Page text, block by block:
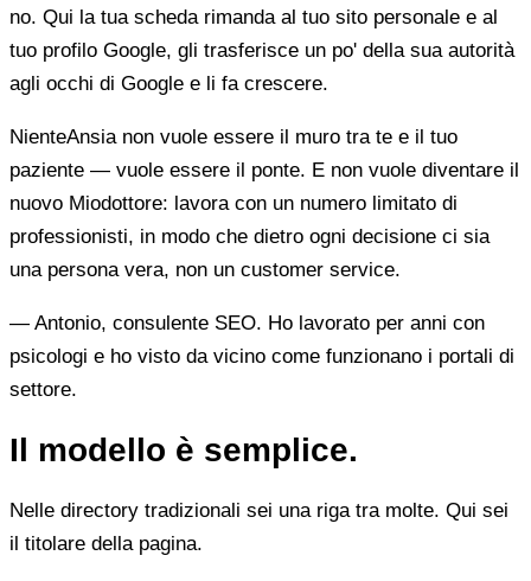
no. Qui la tua scheda rimanda al tuo sito personale e al
tuo profilo Google, gli trasferisce un po' della sua autorità
agli occhi di Google e li fa crescere.
NienteAnsia non vuole essere il muro tra te e il tuo
paziente — vuole essere il ponte. E non vuole diventare il
nuovo Miodottore: lavora con un numero limitato di
professionisti, in modo che dietro ogni decisione ci sia
una persona vera, non un customer service.
— Antonio, consulente SEO. Ho lavorato per anni con
psicologi e ho visto da vicino come funzionano i portali di
settore.
Il modello è semplice.
Nelle directory tradizionali sei una riga tra molte. Qui sei
il titolare della pagina.